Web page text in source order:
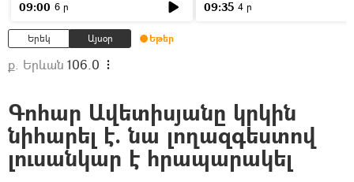
09:00 6 ր 09:35 4 ր
Երեկ Այսօր Եթեր
ք. Երևան 106.0
Գոհար Ավետիսյանը կրկին
նիհարել է. նա լողազգեստով
լուսանկար է հրապարակել